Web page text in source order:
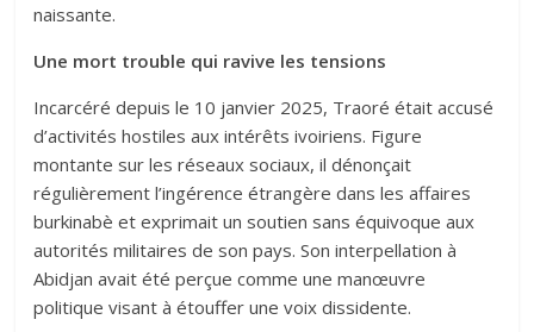
naissante.
Une mort trouble qui ravive les tensions
Incarcéré depuis le 10 janvier 2025, Traoré était accusé
d’activités hostiles aux intérêts ivoiriens. Figure
montante sur les réseaux sociaux, il dénonçait
régulièrement l’ingérence étrangère dans les affaires
burkinabè et exprimait un soutien sans équivoque aux
autorités militaires de son pays. Son interpellation à
Abidjan avait été perçue comme une manœuvre
politique visant à étouffer une voix dissidente.